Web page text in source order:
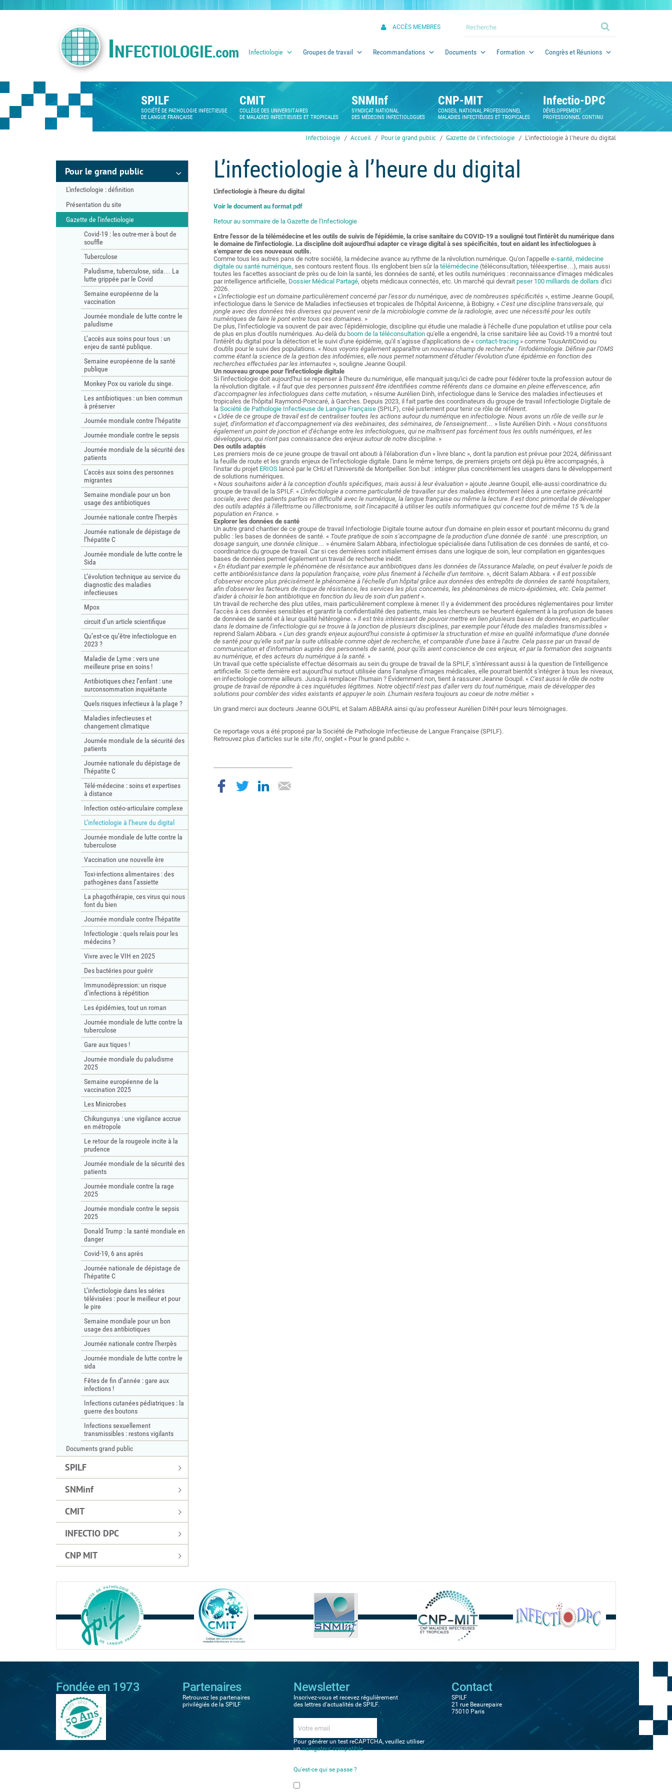
Infectiologie Groupes de travail Recommandations Documents Formation Congrès et Réunions
ACCÈS MEMBRES
SPILF
SOCIÉTÉ DE PATHOLOGIE INFECTIEUSE
DE LANGUE FRANÇAISE
CMIT
COLLÈGE DES UNIVERSITAIRES
DE MALADIES INFECTIEUSES ET TROPICALES
SNMInf
SYNDICAT NATIONAL
DES MÉDECINS INFECTIOLOGUES
CNP-MIT
CONSEIL NATIONAL PROFESSIONNEL
MALADIES INFECTIEUSES ET TROPICALES
Infectio-DPC
DÉVELOPPEMENT
PROFESSIONNEL CONTINU
Infectiologie Accueil Pour le grand public Gazette de l'infectiologie L’infectiologie à l’heure du digital
L’infectiologie à l’heure du digital
L'infectiologie à l'heure du digital
Voir le document au format pdf
Retour au sommaire de la Gazette de l'Infectiologie
Entre l'essor de la télémédecine et les outils de suivis de l'épidémie, la crise sanitaire du COVID-19 a souligné tout l'intérêt du numérique dans
le domaine de l'infectiologie. La discipline doit aujourd'hui adapter ce virage digital à ses spécificités, tout en aidant les infectiologues à
s'emparer de ces nouveaux outils.
Comme tous les autres pans de notre société, la médecine avance au rythme de la révolution numérique. Qu'on l'appelle e-santé, médecine
digitale ou santé numérique, ses contours restent flous. Ils englobent bien sûr la télémédecine (téléconsultation, téléexpertise…), mais aussi
toutes les facettes associant de près ou de loin la santé, les données de santé, et les outils numériques : reconnaissance d'images médicales
par intelligence artificielle, Dossier Médical Partagé, objets médicaux connectés, etc. Un marché qui devrait peser 100 milliards de dollars d'ici
2026.
« L'infectiologie est un domaine particulièrement concerné par l'essor du numérique, avec de nombreuses spécificités », estime Jeanne Goupil,
infectiologue dans le Service de Maladies infectieuses et tropicales de l'hôpital Avicenne, à Bobigny. « C'est une discipline transversale, qui
jongle avec des données très diverses qui peuvent venir de la microbiologie comme de la radiologie, avec une nécessité pour les outils
numériques de faire le pont entre tous ces domaines. »
De plus, l'infectiologie va souvent de pair avec l'épidémiologie, discipline qui étudie une maladie à l'échelle d'une population et utilise pour cela
de plus en plus d'outils numériques. Au-delà du boom de la téléconsultation qu'elle a engendré, la crise sanitaire liée au Covid-19 a montré tout
l'intérêt du digital pour la détection et le suivi d'une épidémie, qu'il s'agisse d'applications de « contact-tracing » comme TousAntiCovid ou
d'outils pour le suivi des populations. « Nous voyons également apparaître un nouveau champ de recherche : l'infodémiologie. Définie par l'OMS
comme étant la science de la gestion des infodémies, elle nous permet notamment d'étudier l'évolution d'une épidémie en fonction des
recherches effectuées par les internautes », souligne Jeanne Goupil.
Un nouveau groupe pour l'infectiologie digitale
Si l'infectiologie doit aujourd'hui se repenser à l'heure du numérique, elle manquait jusqu'ici de cadre pour fédérer toute la profession autour de
la révolution digitale. « Il faut que des personnes puissent être identifiées comme référents dans ce domaine en pleine effervescence, afin
d'accompagner les infectiologues dans cette mutation, » résume Aurélien Dinh, infectiologue dans le Service des maladies infectieuses et
tropicales de l'hôpital Raymond-Poincaré, à Garches. Depuis 2023, il fait partie des coordinateurs du groupe de travail Infectiologie Digitale de
la Société de Pathologie Infectieuse de Langue Française (SPILF), créé justement pour tenir ce rôle de référent.
« L'idée de ce groupe de travail est de centraliser toutes les actions autour du numérique en infectiologie. Nous avons un rôle de veille sur le
sujet, d'information et d'accompagnement via des webinaires, des séminaires, de l'enseignement… » liste Aurélien Dinh. « Nous constituons
également un point de jonction et d'échange entre les infectiologues, qui ne maîtrisent pas forcément tous les outils numériques, et les
développeurs, qui n'ont pas connaissance des enjeux autour de notre discipline. »
Des outils adaptés
Les premiers mois de ce jeune groupe de travail ont abouti à l'élaboration d'un « livre blanc », dont la parution est prévue pour 2024, définissant
la feuille de route et les grands enjeux de l'infectiologie digitale. Dans le même temps, de premiers projets ont déjà pu être accompagnés, à
l'instar du projet ERIOS lancé par le CHU et l'Université de Montpellier. Son but : intégrer plus concrètement les usagers dans le développement
de solutions numériques.
« Nous souhaitons aider à la conception d'outils spécifiques, mais aussi à leur évaluation » ajoute Jeanne Goupil, elle-aussi coordinatrice du
groupe de travail de la SPILF. « L'infectiologie a comme particularité de travailler sur des maladies étroitement liées à une certaine précarité
sociale, avec des patients parfois en difficulté avec le numérique, la langue française ou même la lecture. Il est donc primordial de développer
des outils adaptés à l'illettrisme ou l'illectronisme, soit l'incapacité à utiliser les outils informatiques qui concerne tout de même 15 % de la
population en France. »
Explorer les données de santé
Un autre grand chantier de ce groupe de travail Infectiologie Digitale tourne autour d'un domaine en plein essor et pourtant méconnu du grand
public : les bases de données de santé. « Toute pratique de soin s'accompagne de la production d'une donnée de santé : une prescription, un
dosage sanguin, une donnée clinique… » énumère Salam Abbara, infectiologue spécialisée dans l'utilisation de ces données de santé, et co-
coordinatrice du groupe de travail. Car si ces dernières sont initialement émises dans une logique de soin, leur compilation en gigantesques
bases de données permet également un travail de recherche inédit.
« En étudiant par exemple le phénomène de résistance aux antibiotiques dans les données de l'Assurance Maladie, on peut évaluer le poids de
cette antibiorésistance dans la population française, voire plus finement à l'échelle d'un territoire. », décrit Salam Abbara. « Il est possible
d'observer encore plus précisément le phénomène à l'échelle d'un hôpital grâce aux données des entrepôts de données de santé hospitaliers,
afin d'observer les facteurs de risque de résistance, les services les plus concernés, les phénomènes de micro-épidémies, etc. Cela permet
d'aider à choisir le bon antibiotique en fonction du lieu de soin d'un patient ».
Un travail de recherche des plus utiles, mais particulièrement complexe à mener. Il y a évidemment des procédures réglementaires pour limiter
l'accès à ces données sensibles et garantir la confidentialité des patients, mais les chercheurs se heurtent également à la profusion de bases
de données de santé et à leur qualité hétérogène. « Il est très intéressant de pouvoir mettre en lien plusieurs bases de données, en particulier
dans le domaine de l'infectiologie qui se trouve à la jonction de plusieurs disciplines, par exemple pour l'étude des maladies transmissibles »
reprend Salam Abbara. « L'un des grands enjeux aujourd'hui consiste à optimiser la structuration et mise en qualité informatique d'une donnée
de santé pour qu'elle soit par la suite utilisable comme objet de recherche, et comparable d'une base à l'autre. Cela passe par un travail de
communication et d'information auprès des personnels de santé, pour qu'ils aient conscience de ces enjeux, et par la formation des soignants
au numérique, et des acteurs du numérique à la santé. »
Un travail que cette spécialiste effectue désormais au sein du groupe de travail de la SPILF, s'intéressant aussi à la question de l'intelligence
artificielle. Si cette dernière est aujourd'hui surtout utilisée dans l'analyse d'images médicales, elle pourrait bientôt s'intégrer à tous les niveaux,
en infectiologie comme ailleurs. Jusqu'à remplacer l'humain ? Évidemment non, tient à rassurer Jeanne Goupil. « C'est aussi le rôle de notre
groupe de travail de répondre à ces inquiétudes légitimes. Notre objectif n'est pas d'aller vers du tout numérique, mais de développer des
solutions pour combler des vides existants et appuyer le soin. L'humain restera toujours au coeur de notre métier. »
Un grand merci aux docteurs Jeanne GOUPIL et Salam ABBARA ainsi qu'au professeur Aurélien DINH pour leurs témoignages.
Ce reportage vous a été proposé par la Société de Pathologie Infectieuse de Langue Française (SPILF).
Retrouvez plus d'articles sur le site /fr/, onglet « Pour le grand public ».
Pour le grand public
L'infectiologie : définition
Présentation du site
Gazette de l'infectiologie
Covid-19 : les outre-mer à bout de
souffle
Tuberculose
Paludisme, tuberculose, sida… La
lutte grippée par le Covid
Semaine européenne de la
vaccination
Journée mondiale de lutte contre le
paludisme
L’accès aux soins pour tous : un
enjeu de santé publique.
Semaine européenne de la santé
publique
Monkey Pox ou variole du singe.
Les antibiotiques : un bien commun
à préserver
Journée mondiale contre l’hépatite
Journée mondiale contre le sepsis
Journée mondiale de la sécurité des
patients
L’accès aux soins des personnes
migrantes
Semaine mondiale pour un bon
usage des antibiotiques
Journée nationale contre l’herpès
Journée nationale de dépistage de
l’hépatite C
Journée mondiale de lutte contre le
Sida
L’évolution technique au service du
diagnostic des maladies
infectieuses
Mpox
circuit d’un article scientifique
Qu’est-ce qu’être infectiologue en
2023 ?
Maladie de Lyme : vers une
meilleure prise en soins !
Antibiotiques chez l’enfant : une
surconsommation inquiétante
Quels risques infectieux à la plage ?
Maladies infectieuses et
changement climatique
Journée mondiale de la sécurité des
patients
Journée nationale du dépistage de
l’hépatite C
Télé-médecine : soins et expertises
à distance
Infection ostéo-articulaire complexe
L’infectiologie à l’heure du digital
Journée mondiale de lutte contre la
tuberculose
Vaccination une nouvelle ère
Toxi-infections alimentaires : des
pathogènes dans l’assiette
La phagothérapie, ces virus qui nous
font du bien
Journée mondiale contre l'hépatite
Infectiologie : quels relais pour les
médecins ?
Vivre avec le VIH en 2025
Des bactéries pour guérir
Immunodépression: un risque
d‘infections à répétition
Les épidémies, tout un roman
Journée mondiale de lutte contre la
tuberculose
Gare aux tiques !
Journée mondiale du paludisme
2025
Semaine européenne de la
vaccination 2025
Les Minicrobes
Chikungunya : une vigilance accrue
en métropole
Le retour de la rougeole incite à la
prudence
Journée mondiale de la sécurité des
patients
Journée mondiale contre la rage
2025
Journée mondiale contre le sepsis
2025
Donald Trump : la santé mondiale en
danger
Covid-19, 6 ans après
Journée nationale de dépistage de
l’hépatite C
L’infectiologie dans les séries
télévisées : pour le meilleur et pour
le pire
Semaine mondiale pour un bon
usage des antibiotiques
Journée nationale contre l'herpès
Journée mondiale de lutte contre le
sida
Fêtes de fin d’année : gare aux
infections !
Infections cutanées pédiatriques : la
guerre des boutons
Infections sexuellement
transmissibles : restons vigilants
Documents grand public
SPILF
SNMinf
CMIT
INFECTIO DPC
CNP MIT
Fondée en 1973 Partenaires
Retrouvez les partenaires
privilégiés de la SPILF
Newsletter
Inscrivez-vous et recevez régulièrement
des lettres d'actualités de SPILF.
Pour générer un test reCAPTCHA, veuillez utiliser
unnavigateur compatible.
Qu'est-ce qui se passe ?
Contact
SPILF
21 rue Beaurepaire
75010 Paris